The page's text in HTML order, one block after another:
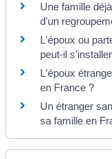
Une famille
d'un
L'époux ou
peut-il
L'époux
en France ?
Un étranger
sa famille en